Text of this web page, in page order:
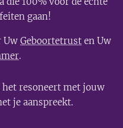
gaan!
Uw Geboortetrust en Uw
.
het resoneert met jouw
je aanspreekt.